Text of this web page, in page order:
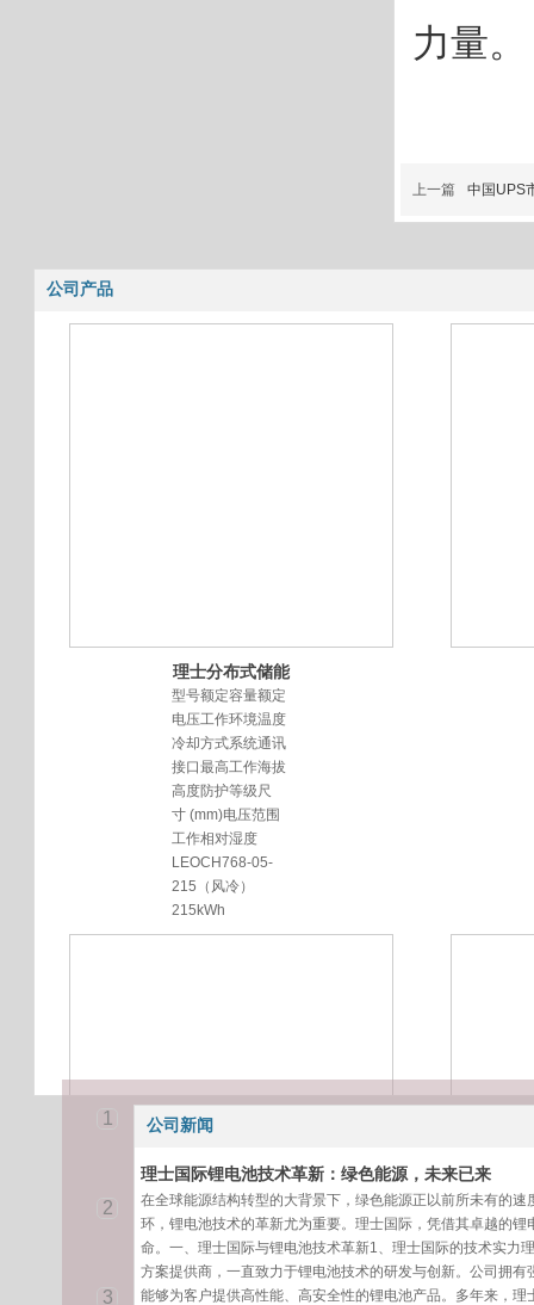
力量。
上一篇 中国UPS
公司新闻
理士国际锂电池技术革新：绿色能源，未来已来
在全球能源结构转型的大背景下，绿色能源正以前所未有的
环，锂电池技术的革新尤为重要。理士国际，凭借其卓越的
命。一、理士国际与锂电池技术革新1、理士国际的技术实力
方案提供商，一直致力于锂电池技术的研发与创新。公司拥
能够为客户提供高性能、高安全性的锂电池产品。多年来，
1
2
3
公司产品
理士分布式储能
柜
型号额定容量额定
电压工作环境温度
冷却方式系统通讯
接口最高工作海拔
高度防护等级尺
寸 (mm)电压范围
工作相对湿度
LEOCH768-05-
215（风冷）
215kWh
理士48VGPS通